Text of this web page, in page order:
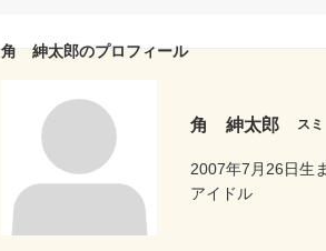
角 紳太郎のプロフィール
角 紳太郎 ス
2007年7月26日生
アイドル